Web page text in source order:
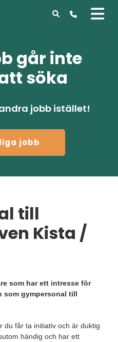
går inte
söka
jobb istället!
jobb
till
Kista /
som har ett intresse för
som gympersonal till
du får ta initiativ och är duktig
händig och har ett